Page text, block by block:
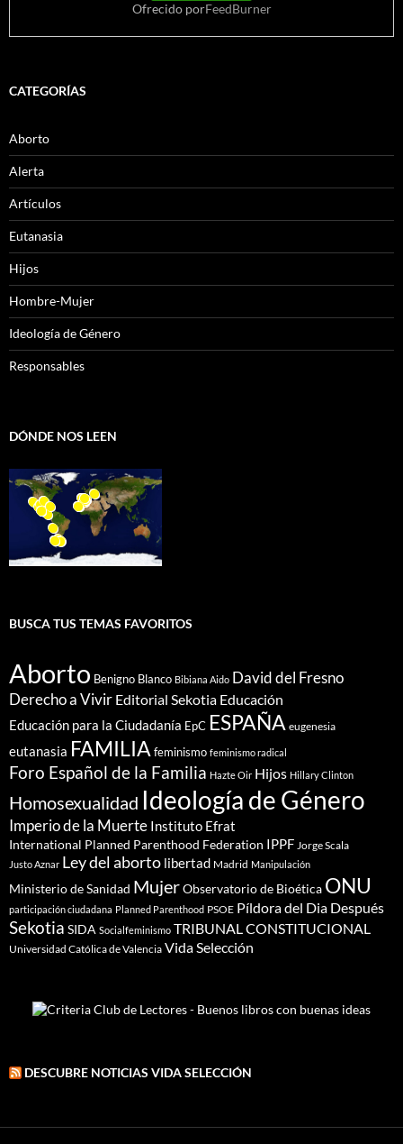
Ofrecido porFeedBurner
CATEGORÍAS
Aborto
Alerta
Artículos
Eutanasia
Hijos
Hombre-Mujer
Ideología de Género
Responsables
DÓNDE NOS LEEN
BUSCA TUS TEMAS FAVORITOS
Aborto Benigno Blanco Bibiana Aido David del Fresno
Derecho a Vivir Editorial Sekotia Educación
Educación para la Ciudadanía EpC ESPAÑA eugenesia
eutanasia FAMILIA feminismo feminismo radical
Foro Español de la Familia Hazte Oir Hijos Hillary Clinton
Homosexualidad Ideología de Género
Imperio de la Muerte Instituto Efrat
International Planned Parenthood Federation IPPF Jorge Scala
Justo Aznar Ley del aborto libertad Madrid Manipulación
Ministerio de Sanidad MujerObservatorio de Bioética ONU
participación ciudadana Planned Parenthood PSOE Píldora del Dia Después
Sekotia SIDA Socialfeminismo TRIBUNAL CONSTITUCIONAL
Universidad Católica de Valencia Vida Selección
DESCUBRE NOTICIAS VIDA SELECCIÓN